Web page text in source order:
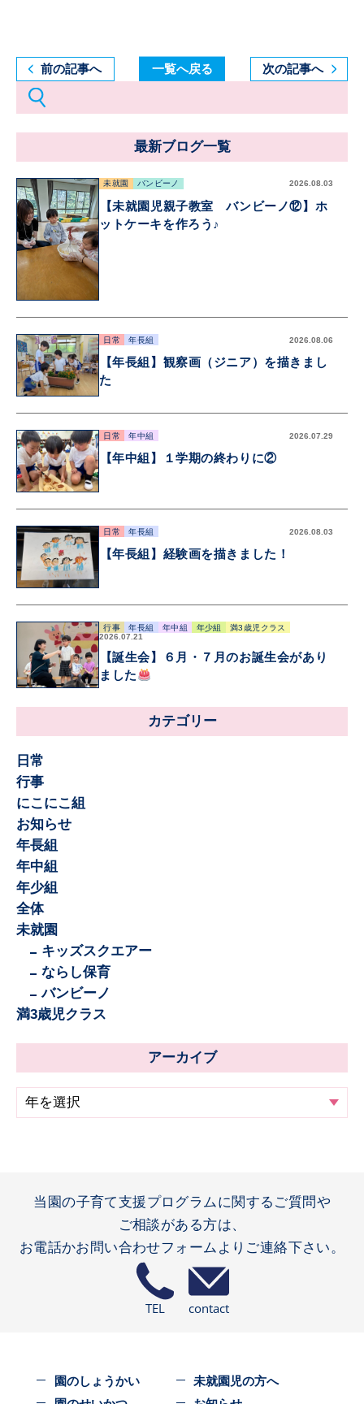
前の記事へ 一覧へ戻る 次の記事へ
最新ブログ一覧
未就園 バンビーノ 2026.08.03
【未就園児親子教室 バンビーノ⑫】ホ
ットケーキを作ろう♪
日常 年長組 2026.08.06
【年長組】観察画（ジニア）を描きまし
た
日常 年中組 2026.07.29
【年中組】１学期の終わりに②
日常 年長組 2026.08.03
【年長組】経験画を描きました！
行事 年長組 年中組 年少組
満3歳児クラス
2026.07.21
【誕生会】６月・７月のお誕生会があり
ました
カテゴリー
日常
行事
にこにこ組
お知らせ
年長組
年中組
年少組
全体
未就園
キッズスクエアー
ならし保育
バンビーノ
満3歳児クラス
アーカイブ
当園の子育て支援プログラムに関するご質問や
ご相談がある方は、
お電話かお問い合わせフォームよりご連絡下さい。
TEL contact
園のしょうかい
未就園児の方へ